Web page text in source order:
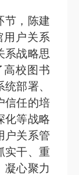
节，陈建
用户关系
系战略思
高校图书
部署、
信任的培
化等战略
户关系管
实干、重
凝心聚力